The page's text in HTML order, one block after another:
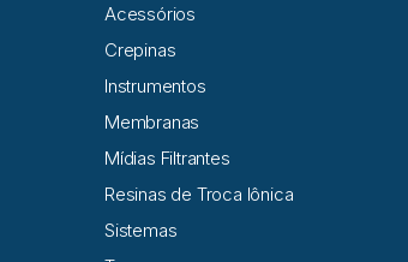
Acessórios
Crepinas
Instrumentos
Membranas
Mídias Filtrantes
Resinas de Troca Iônica
Sistemas